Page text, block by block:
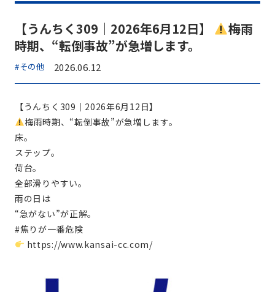
【うんちく309｜2026年6月12日】
梅雨
時期、“転倒事故”が急増します。
#その他 2026.06.12
【うんちく309｜2026年6月12日】
梅雨時期、“転倒事故”が急増します。
床。
ステップ。
荷台。
全部滑りやすい。
雨の日は
“急がない”が正解。
#焦りが一番危険
https://www.kansai-cc.com/